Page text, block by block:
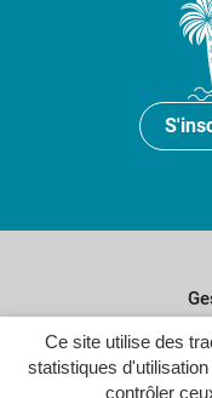
Ce site utilise des
statistiques
contrôler